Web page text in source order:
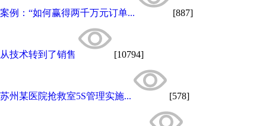
案例：“如何赢得两千万元订单... [887]
从技术转到了销售 [10794]
苏州某医院抢救室5S管理实施... [578]